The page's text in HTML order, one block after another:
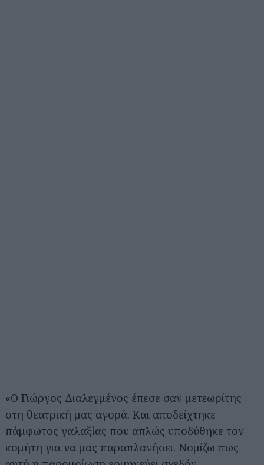
«Ο Γιώργος Διαλεγμένος έπεσε σαν μετεωρίτης
στη θεατρική μας αγορά. Και αποδείχτηκε
πάμφωτος γαλαξίας που απλώς υποδύθηκε τον
κομήτη για να μας παραπλανήσει. Νομίζω πως